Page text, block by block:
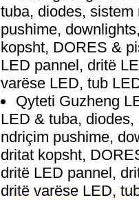
tuba, diodes,
pushime,
kopsht, DORES &
LED pannel, dritë
varëse LED, tub
Qyteti Guzheng
LED & tuba,
ndriçim pushime,
dritat kopsht,
dritë LED pannel,
dritë varëse LED,